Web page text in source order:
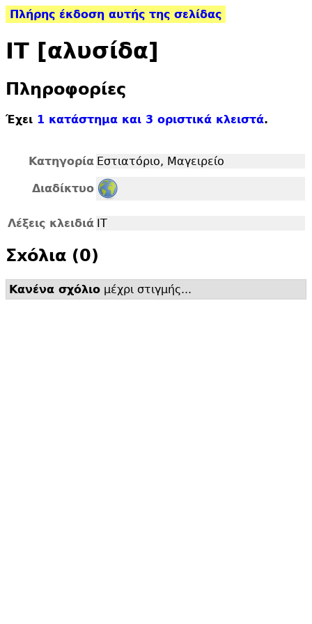
Πλήρης έκδοση αυτής της σελίδας
IT [αλυσίδα]
Πληροφορίες
Έχει 1 κατάστημα και 3 οριστικά κλειστά.
Κατηγορία Εστιατόριο, Μαγειρείο
Διαδίκτυο
Λέξεις κλειδιά ΙΤ
Σxόλια (0)
Κανένα σχόλιο μέχρι στιγμής...